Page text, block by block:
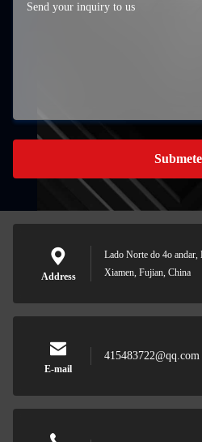
Address
Lado Norte do 4o
Xiamen, Fujian, China
E-mail
415483722@qq.com